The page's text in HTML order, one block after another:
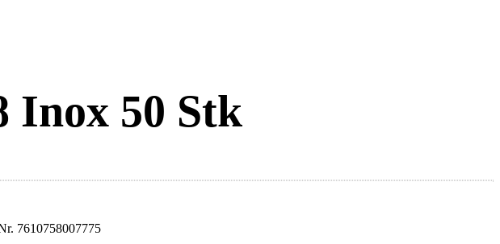
Inox 50 Stk
7610758007775